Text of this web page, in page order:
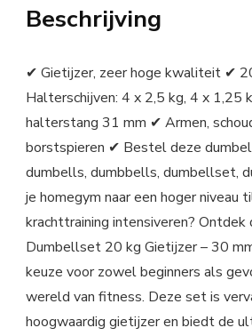
Beschrijving
✔ Gietijzer, zeer hoge kwaliteit ✔
Halterschijven: 4 x 2,5 kg, 4 x 1,25
halterstang 31 mm ✔ Armen,
borstspieren ✔ Bestel deze
dumbells, dumbbells, dumbellset,
je homegym naar een hoger niveau
krachttraining intensiveren? Ontdek
Dumbellset 20 kg Gietijzer – 30
keuze voor zowel beginners als
wereld van fitness. Deze set is
hoogwaardig gietijzer en biedt de